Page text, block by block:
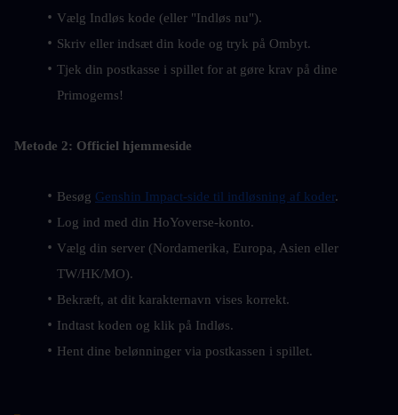
Vælg Indløs kode (eller "Indløs nu").
Skriv eller indsæt din kode og tryk på Ombyt.
Tjek din postkasse i spillet for at gøre krav på dine
Primogems!
Metode 2: Officiel hjemmeside
Besøg Genshin Impact-side til indløsning af koder.
Log ind med din HoYoverse-konto.
Vælg din server (Nordamerika, Europa, Asien eller
TW/HK/MO).
Bekræft, at dit karakternavn vises korrekt.
Indtast koden og klik på Indløs.
Hent dine belønninger via postkassen i spillet.